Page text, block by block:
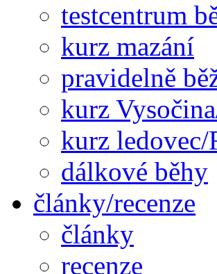
testcentrum
kurz mazání
pravidelně
kurz
kurz ledovec/
dálkové běhy
články/recenze
články
recenze